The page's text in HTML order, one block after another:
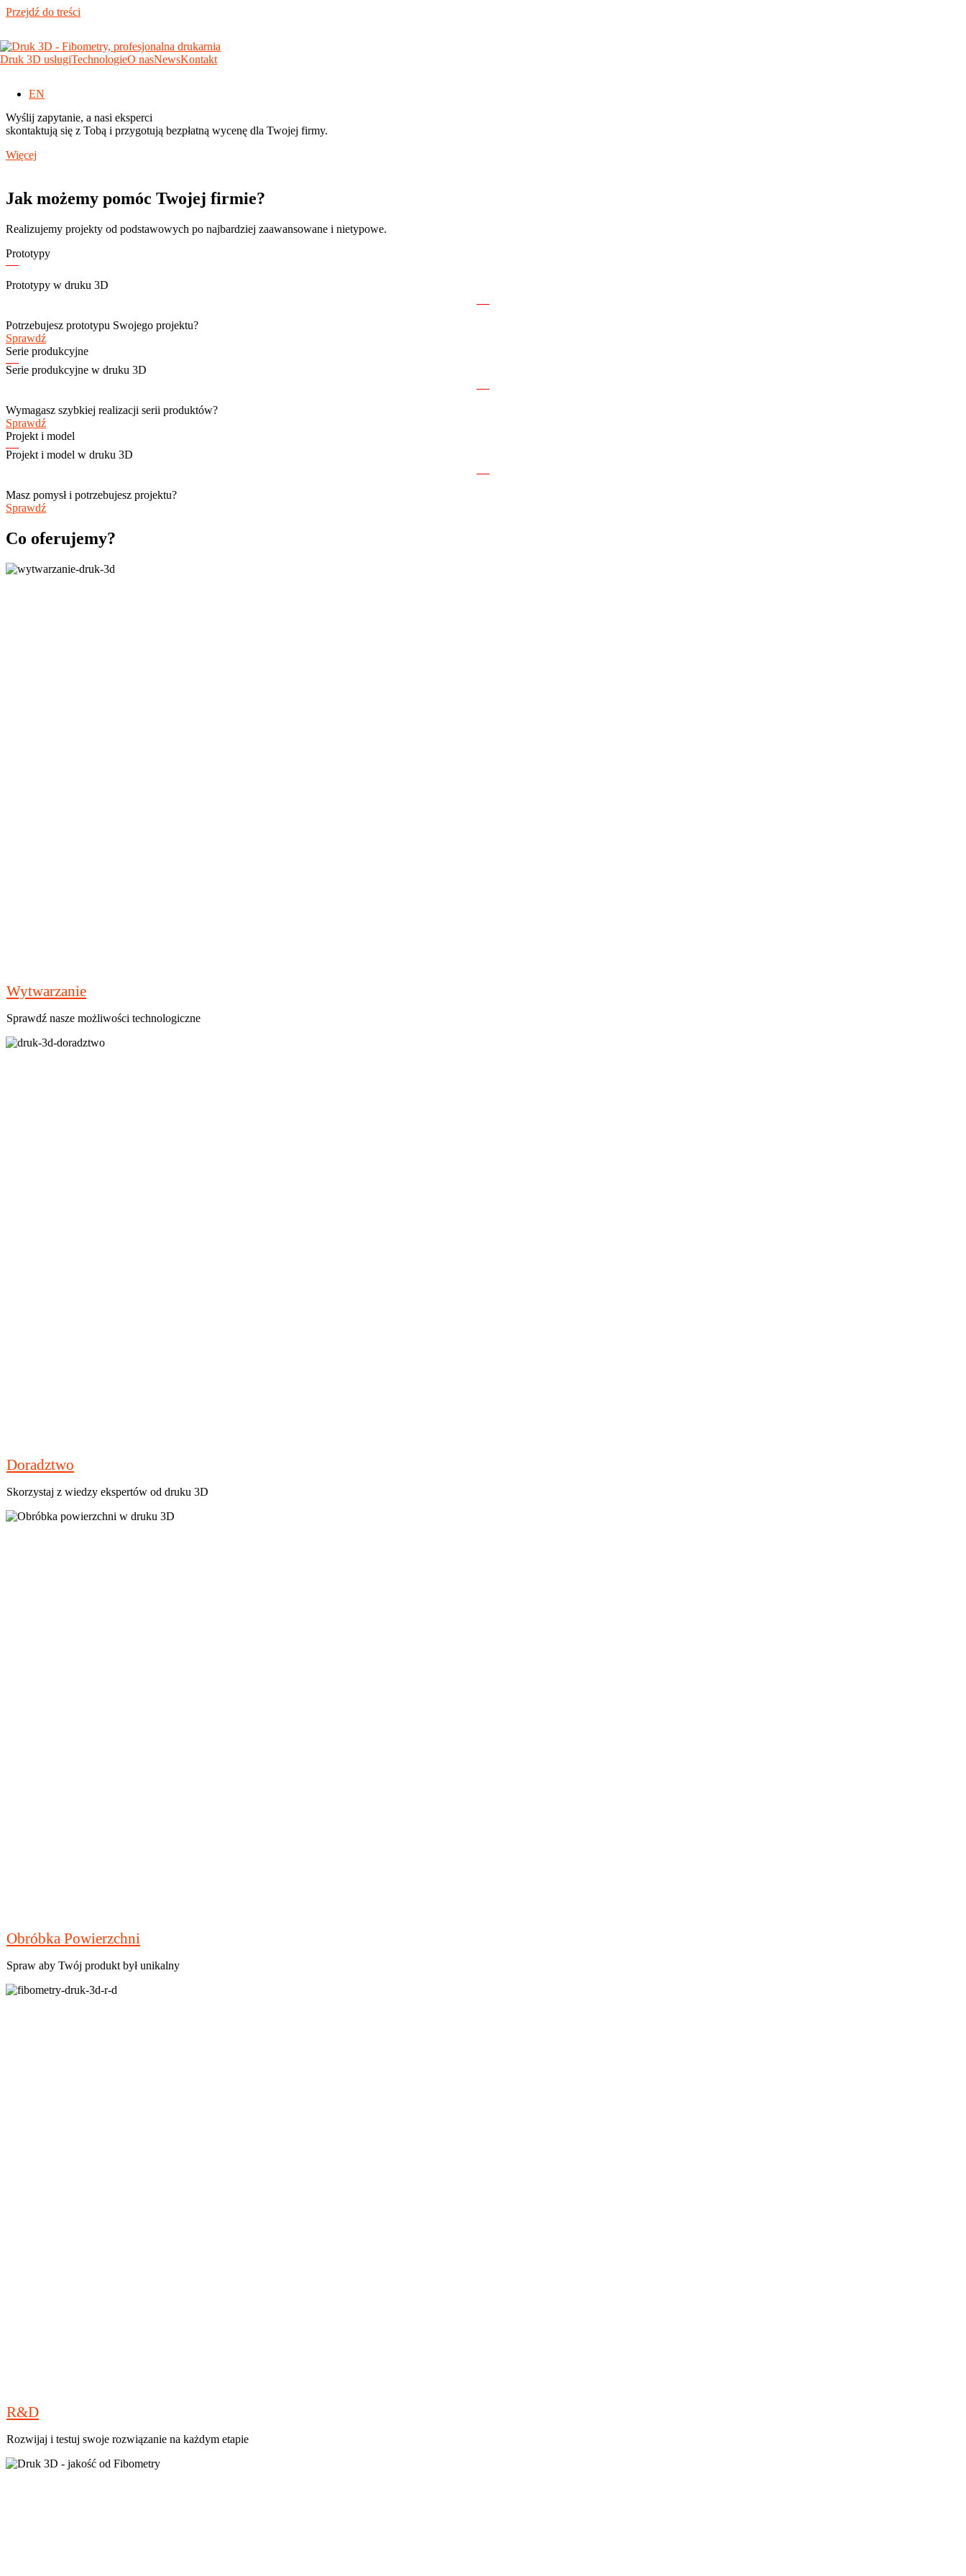
Przejdź do treści
Druk 3D usługiTechnologieO nasNewsKontaktWycena
EN
Odkryj możliwości zastosowania naszych technologii druku 3D i wytwarzania przyrostowego
Kliknij w (+)
Wyślij zapytanie
Wyślij zapytanie, a nasi eksperci
skontaktują się z Tobą i przygotują bezpłatną wycenę dla Twojej firmy.
Więcej
Jak możemy pomóc Twojej firmie?
Realizujemy projekty od podstawowych po najbardziej zaawansowane i nietypowe.
Prototypy
Prototypy w druku 3D
Potrzebujesz prototypu Swojego projektu?
Sprawdź
Serie produkcyjne
Serie produkcyjne w druku 3D
Wymagasz szybkiej realizacji serii produktów?
Sprawdź
Projekt i model
Projekt i model w druku 3D
Masz pomysł i potrzebujesz projektu?
Sprawdź
Co oferujemy?
Wytwarzanie
Sprawdź nasze możliwości technologiczne
Doradztwo
Skorzystaj z wiedzy ekspertów od druku 3D
Obróbka Powierzchni
Spraw aby Twój produkt był unikalny
R&D
Rozwijaj i testuj swoje rozwiązanie na każdym etapie